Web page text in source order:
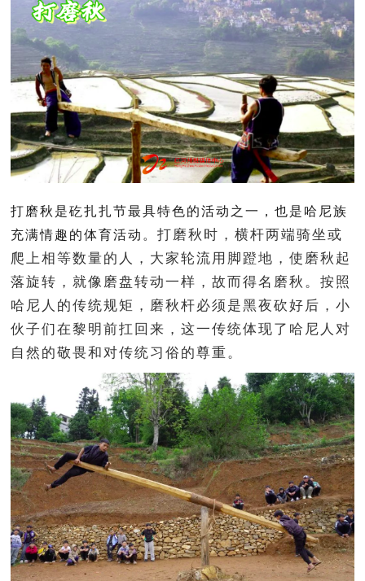
打磨秋是矻扎扎节最具特色的活动之一，也是哈尼族
充满情趣的体育活动。打磨秋时，横杆两端骑坐或
爬上相等数量的人，大家轮流用脚蹬地，使磨秋起
落旋转，就像磨盘转动一样，故而得名磨秋。按照
哈尼人的传统规矩，磨秋杆必须是黑夜砍好后，小
伙子们在黎明前扛回来，这一传统体现了哈尼人对
自然的敬畏和对传统习俗的尊重。